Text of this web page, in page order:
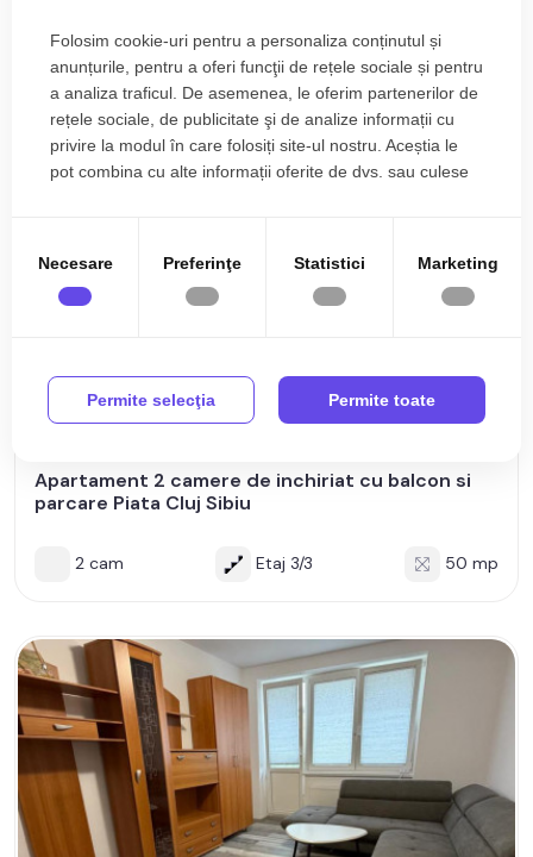
Apartament 2 camere de inchiriat cu balcon si
parcare Piata Cluj Sibiu
2 cam Etaj 3/3 50 mp
Folosim cookie-uri pentru a personaliza conținutul și
anunțurile, pentru a oferi funcţii de rețele sociale și pentru
a analiza traficul. De asemenea, le oferim partenerilor de
rețele sociale, de publicitate şi de analize informații cu
privire la modul în care folosiți site-ul nostru. Aceștia le
pot combina cu alte informații oferite de dvs. sau culese
Necesare Preferinţe Statistici Marketing
Permite selecţia Permite toate